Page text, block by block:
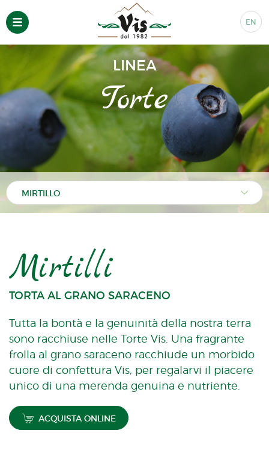
EN
LINEA
Torte
Mirtilli
TORTA AL GRANO SARACENO
Tutta la bontà e la genuinità della nostra terra
sono racchiuse nelle Torte Vis. Una fragrante
frolla al grano saraceno racchiude un morbido
cuore di confettura Vis, per regalarvi il piacere
unico di una merenda genuina e nutriente.
ACQUISTA ONLINE